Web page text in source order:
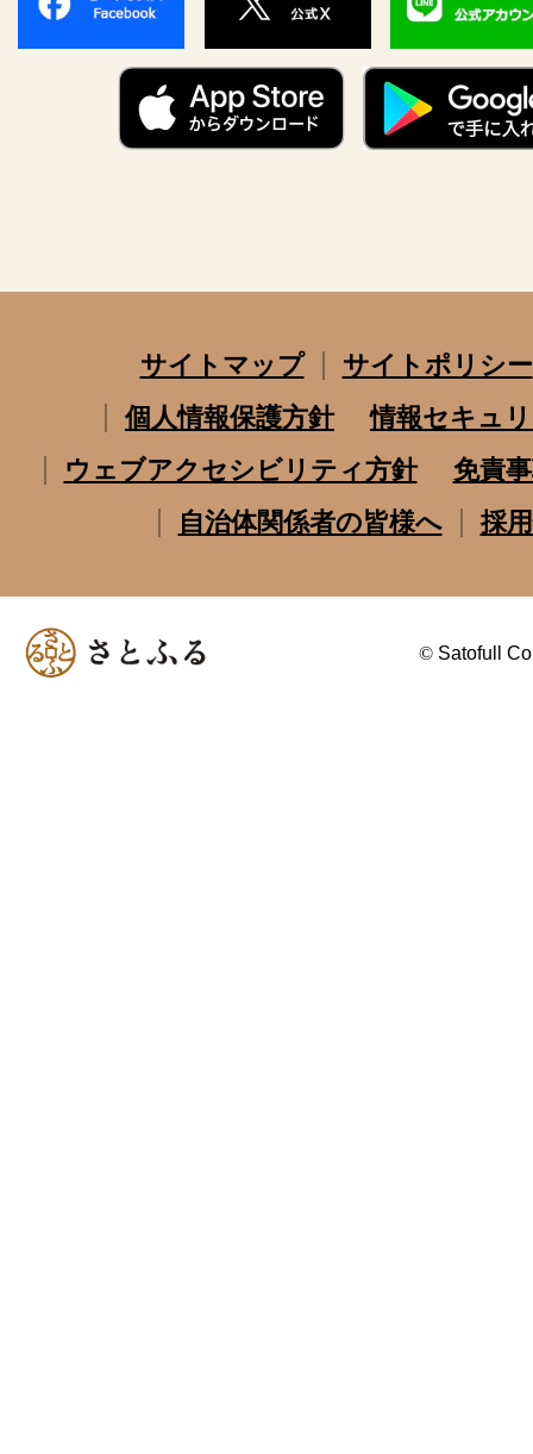
サイトマップ
サイトポリシー
個人情報保護方針
情報セキュ
ウェブアクセシビリティ方針
免責
自治体関係者の皆様へ
採
© Satofull